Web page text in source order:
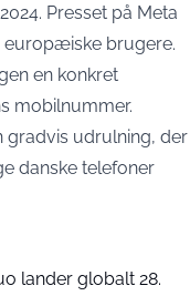
Presset på Meta
europæiske brugere.
en konkret
mobilnummer.
gradvis udrulning, der
danske telefoner
lander globalt 28.